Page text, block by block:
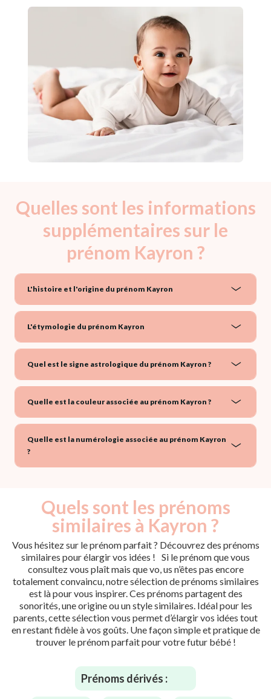
Quelles sont les informations
supplémentaires sur le
prénom Kayron ?
L'histoire et l'origine du prénom Kayron
L'étymologie du prénom Kayron
Quel est le signe astrologique du prénom Kayron ?
Quelle est la couleur associée au prénom Kayron ?
Quelle est la numérologie associée au prénom Kayron
?
Quels sont les prénoms
similaires à Kayron ?
Vous hésitez sur le prénom parfait ? Découvrez des prénoms
similaires pour élargir vos idées ! Si le prénom que vous
consultez vous plaît mais que vo, us n’êtes pas encore
totalement convaincu, notre sélection de prénoms similaires
est là pour vous inspirer. Ces prénoms partagent des
sonorités, une origine ou un style similaires. Idéal pour les
parents, cette sélection vous permet d’élargir vos idées tout
en restant fidèle à vos goûts. Une façon simple et pratique de
trouver le prénom parfait pour votre futur bébé !
Prénoms dérivés :